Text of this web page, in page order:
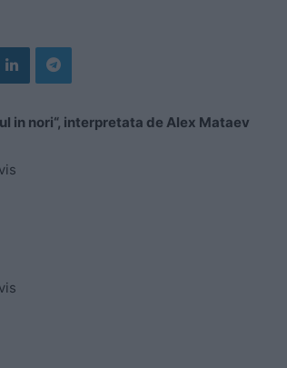
in nori“, interpretata de Alex Mataev